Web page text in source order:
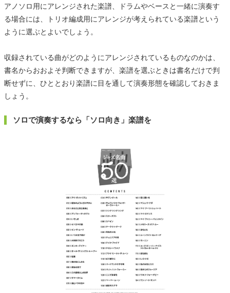
アノソロ用にアレンジされた楽譜、ドラムやベースと一緒に演奏す
る場合には、トリオ編成用にアレンジが考えられている楽譜という
ように選ぶとよいでしょう。
収録されている曲がどのようにアレンジされているものなのかは、
書名からおおよそ判断できますが、楽譜を選ぶときは書名だけで判
断せずに、ひととおり楽譜に目を通して演奏形態を確認しておきま
しょう。
ソロで演奏するなら「ソロ向き」楽譜を